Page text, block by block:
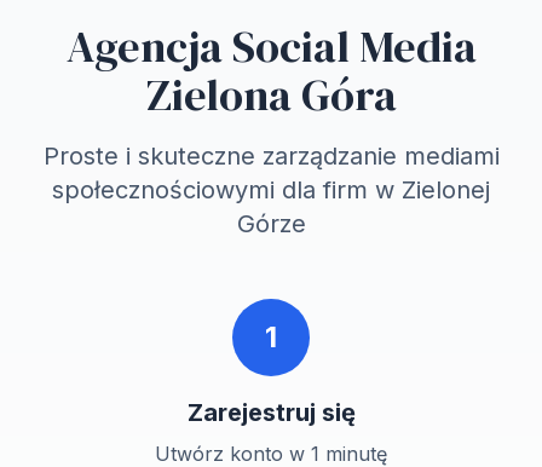
Agencja Social Media
Zielona Góra
Proste i skuteczne zarządzanie mediami
społecznościowymi dla firm w Zielonej
Górze
1
Zarejestruj się
Utwórz konto w 1 minutę